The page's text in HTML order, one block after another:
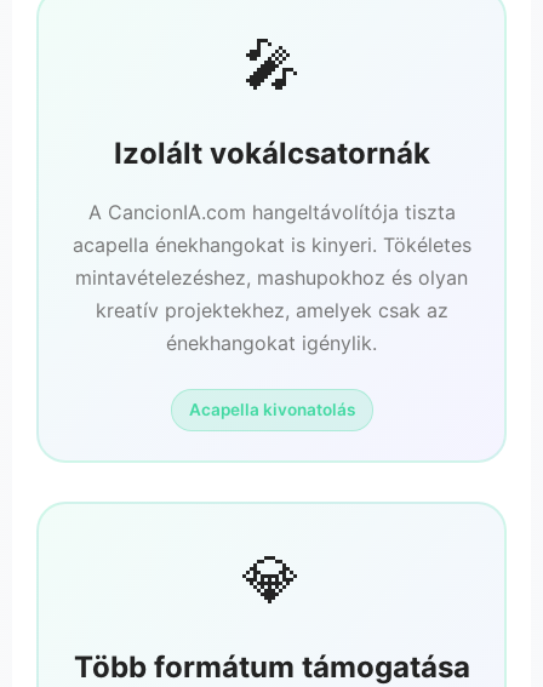
🎤
Izolált vokálcsatornák
A CancionIA.com hangeltávolítója tiszta
acapella énekhangokat is kinyeri. Tökéletes
mintavételezéshez, mashupokhoz és olyan
kreatív projektekhez, amelyek csak az
énekhangokat igénylik.
Acapella kivonatolás
💎
Több formátum támogatása